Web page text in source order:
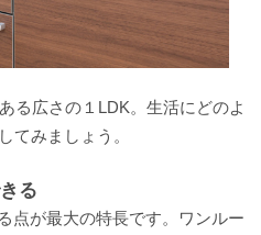
る広さの１LDK。生活にどのよ
てみましょう。
る
点が最大の特長です。ワンルー